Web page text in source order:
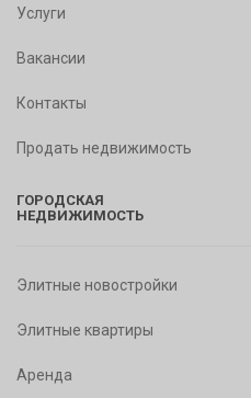
Услуги
Вакансии
Контакты
Продать недвижимость
ГОРОДСКАЯ
НЕДВИЖИМОСТЬ
Элитные новостройки
Элитные квартиры
Аренда